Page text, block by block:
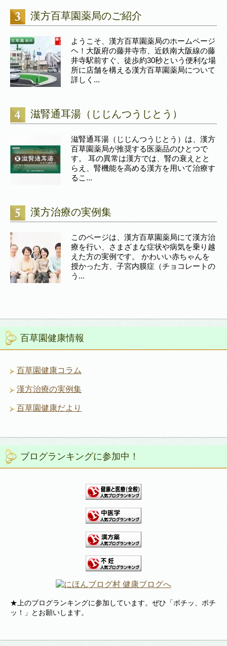
漢方百草園薬局のご紹介
ようこそ、漢方百草園薬局のホームページ
ヘ！大阪府の藤井寺市、近鉄南大阪線の藤
井寺駅前すぐ、徒歩約30秒という便利な場
所に店舗を構える漢方百草園薬局について
詳しく...
滋腎通耳湯（じじんつうじとう）
滋腎通耳湯（じじんつうじとう）は、漢方
百草園薬局が推奨する医薬品のひとつで
す。 耳の異常は漢方では、腎の衰えとと
らえ、腎機能を高める漢方を用いて治療す
るこ...
漢方治療の実例集
このページは、漢方百草園薬局にて漢方治
療を行い、さまざまな症状や病気を乗り越
えた方の実例です。 かわいい赤ちゃんを
授かった方、子宮内膜症（チョコレートの
う...
百草園健康情報
百草園健康コラム
漢方治療の実例集
百草園健康だより
ブログランキングに参加中！
★上のブログランキングに参加しています。ぜひ「ポチッ、ポチ
ッ！」とお願いします。